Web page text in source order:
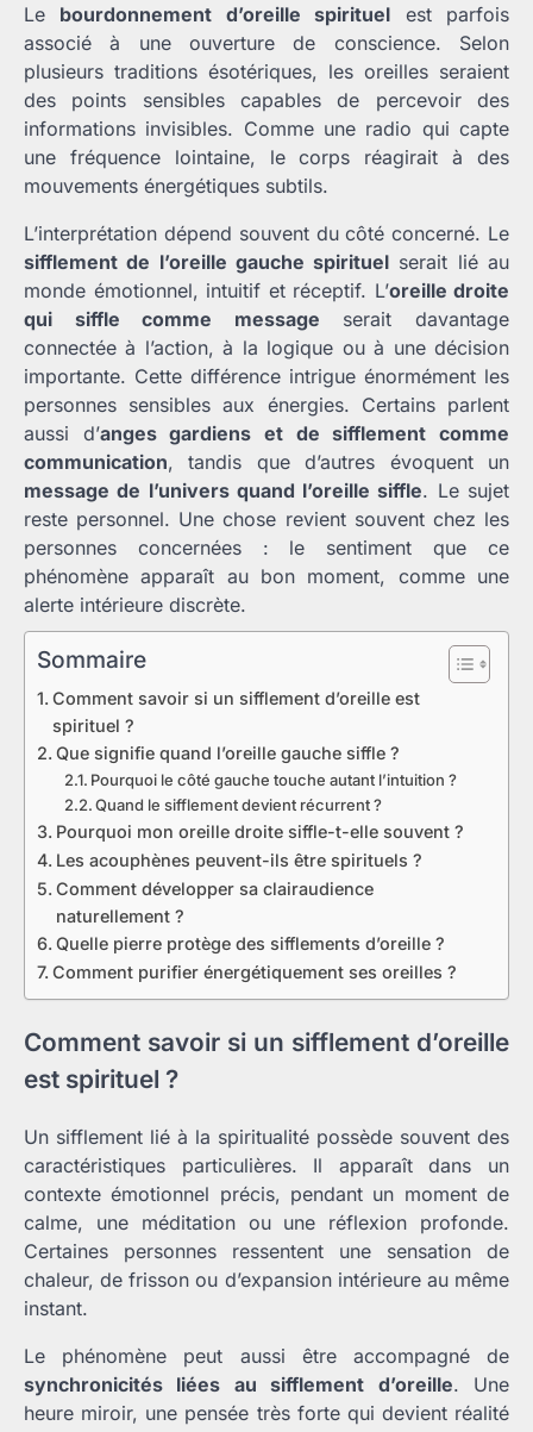
Le bourdonnement d’oreille spirituel est parfois
associé à une ouverture de conscience. Selon
plusieurs traditions ésotériques, les oreilles seraient
des points sensibles capables de percevoir des
informations invisibles. Comme une radio qui capte
une fréquence lointaine, le corps réagirait à des
mouvements énergétiques subtils.
L’interprétation dépend souvent du côté concerné. Le
sifflement de l’oreille gauche spirituel serait lié au
monde émotionnel, intuitif et réceptif. L’oreille droite
qui siffle comme message serait davantage
connectée à l’action, à la logique ou à une décision
importante. Cette différence intrigue énormément les
personnes sensibles aux énergies. Certains parlent
aussi d’anges gardiens et de sifflement comme
communication, tandis que d’autres évoquent un
message de l’univers quand l’oreille siffle. Le sujet
reste personnel. Une chose revient souvent chez les
personnes concernées : le sentiment que ce
phénomène apparaît au bon moment, comme une
alerte intérieure discrète.
Sommaire
Comment savoir si un sifflement d’oreille est
spirituel ?
Que signifie quand l’oreille gauche siffle ?
Pourquoi le côté gauche touche autant l’intuition ?
Quand le sifflement devient récurrent ?
Pourquoi mon oreille droite siffle-t-elle souvent ?
Les acouphènes peuvent-ils être spirituels ?
Comment développer sa clairaudience
naturellement ?
Quelle pierre protège des sifflements d’oreille ?
Comment purifier énergétiquement ses oreilles ?
Comment savoir si un sifflement d’oreille
est spirituel ?
Un sifflement lié à la spiritualité possède souvent des
caractéristiques particulières. Il apparaît dans un
contexte émotionnel précis, pendant un moment de
calme, une méditation ou une réflexion profonde.
Certaines personnes ressentent une sensation de
chaleur, de frisson ou d’expansion intérieure au même
instant.
Le phénomène peut aussi être accompagné de
synchronicités liées au sifflement d’oreille. Une
heure miroir, une pensée très forte qui devient réalité